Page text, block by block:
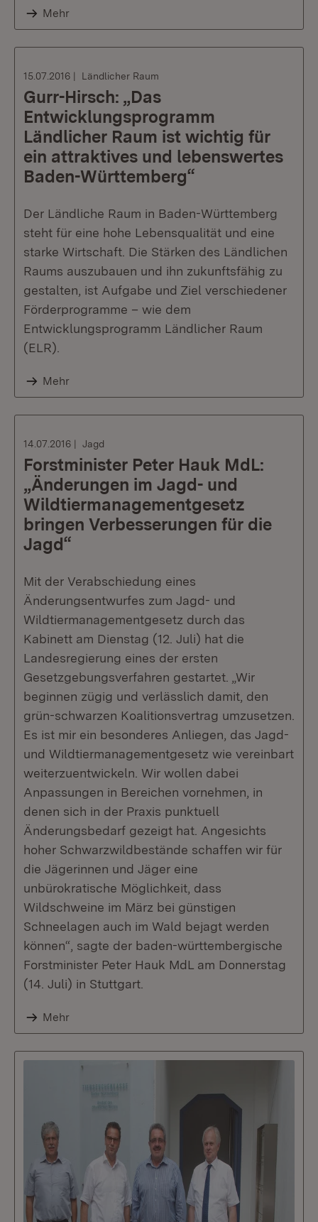
Mehr
15.07.2016 Ländlicher Raum
Gurr-Hirsch: „Das
Entwicklungsprogramm
Ländlicher Raum ist wichtig für
ein attraktives und lebenswertes
Baden-Württemberg“
Der Ländliche Raum in Baden-Württemberg
steht für eine hohe Lebensqualität und eine
starke Wirtschaft. Die Stärken des Ländlichen
Raums auszubauen und ihn zukunftsfähig zu
gestalten, ist Aufgabe und Ziel verschiedener
Förderprogramme – wie dem
Entwicklungsprogramm Ländlicher Raum
(ELR).
Mehr
14.07.2016 Jagd
Forstminister Peter Hauk MdL:
„Änderungen im Jagd- und
Wildtiermanagementgesetz
bringen Verbesserungen für die
Jagd“
Mit der Verabschiedung eines
Änderungsentwurfes zum Jagd- und
Wildtiermanagementgesetz durch das
Kabinett am Dienstag (12. Juli) hat die
Landesregierung eines der ersten
Gesetzgebungsverfahren gestartet. „Wir
beginnen zügig und verlässlich damit, den
grün-schwarzen Koalitionsvertrag umzusetzen.
Es ist mir ein besonderes Anliegen, das Jagd-
und Wildtiermanagementgesetz wie vereinbart
weiterzuentwickeln. Wir wollen dabei
Anpassungen in Bereichen vornehmen, in
denen sich in der Praxis punktuell
Änderungsbedarf gezeigt hat. Angesichts
hoher Schwarzwildbestände schaffen wir für
die Jägerinnen und Jäger eine
unbürokratische Möglichkeit, dass
Wildschweine im März bei günstigen
Schneelagen auch im Wald bejagt werden
können“, sagte der baden-württembergische
Forstminister Peter Hauk MdL am Donnerstag
(14. Juli) in Stuttgart.
Mehr